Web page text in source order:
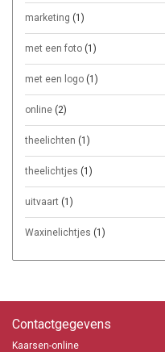
marketing (1)
met een foto (1)
met een logo (1)
online (2)
theelichten (1)
theelichtjes (1)
uitvaart (1)
Waxinelichtjes (1)
Contactgegevens
Kaarsen-online